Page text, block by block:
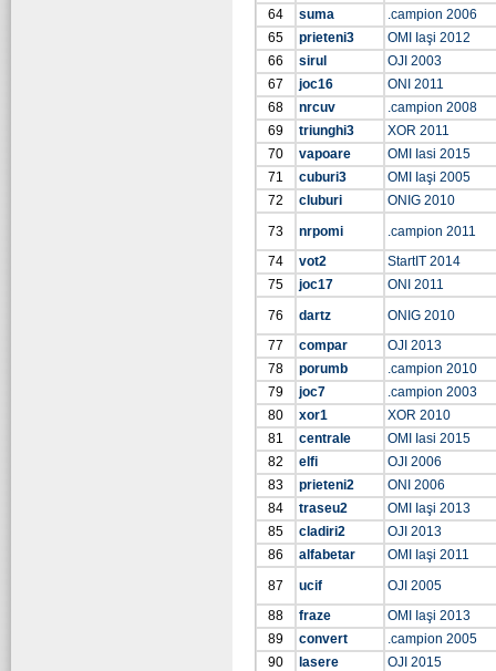
64
suma
.campion 2006
65
prieteni3
OMI Iaşi 2012
66
sirul
OJI 2003
67
joc16
ONI 2011
68
nrcuv
.campion 2008
69
triunghi3
XOR 2011
70
vapoare
OMI Iasi 2015
71
cuburi3
OMI Iaşi 2005
72
cluburi
ONIG 2010
73
nrpomi
.campion 2011
74
vot2
StartIT 2014
75
joc17
ONI 2011
76
dartz
ONIG 2010
77
compar
OJI 2013
78
porumb
.campion 2010
79
joc7
.campion 2003
80
xor1
XOR 2010
81
centrale
OMI Iasi 2015
82
elfi
OJI 2006
83
prieteni2
ONI 2006
84
traseu2
OMI Iaşi 2013
85
cladiri2
OJI 2013
86
alfabetar
OMI Iaşi 2011
87
ucif
OJI 2005
88
fraze
OMI Iaşi 2013
89
convert
.campion 2005
90
lasere
OJI 2015